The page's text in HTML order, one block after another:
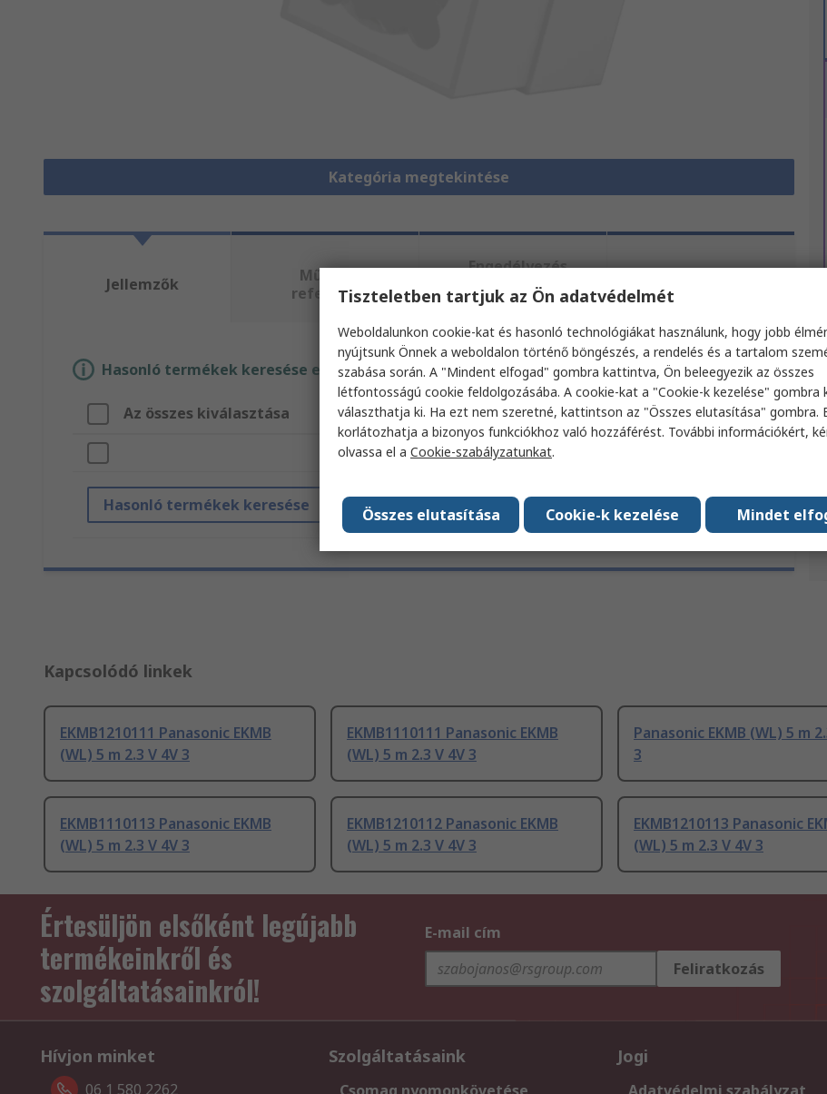
Kategória megtekintése
Jellemzők
Műszaki
referencia
Engedélyezés
megfelelőség
Hasonló termékek keresése egy vagy több attribútum kiválasztásával.
Az összes kiválasztása Attribútum Érték
Márka
Hasonló termékek keresése
Kapcsolódó linkek
EKMB1210111 Panasonic EKMB
(WL) 5 m 2.3 V 4V 3
EKMB1110111 Panasonic EKMB
(WL) 5 m 2.3 V 4V 3
Panasonic EKMB (WL) 5 m
3
EKMB1110113 Panasonic EKMB
(WL) 5 m 2.3 V 4V 3
EKMB1210112 Panasonic EKMB
(WL) 5 m 2.3 V 4V 3
EKMB1210113 Panasonic
(WL) 5 m 2.3 V 4V 3
Értesüljön elsőként legújabb
termékeinkről és
szolgáltatásainkról!
E-mail cím
Feliratkozás
Hívjon minket
06 1 580 2262
Szolgáltatásaink Jogi
Tiszteletben tartjuk az Ön adatvédelmét
Weboldalunkon cookie-kat és hasonló technológiákat használunk, hogy jobb
nyújtsunk Önnek a weboldalon történő böngészés, a rendelés és a tartalom
szabása során. A "Mindent elfogad" gombra kattintva, Ön beleegyezik az összes
létfontosságú cookie feldolgozásába. A cookie-kat a "Cookie-k kezelése" gombra
választhatja ki. Ha ezt nem szeretné, kattintson az "Összes elutasítása" gombra.
korlátozhatja a bizonyos funkciókhoz való hozzáférést. További információkért,
olvassa el a Cookie-szabályzatunkat.
Mindet
Cookie-k kezelése
Összes elutasítása